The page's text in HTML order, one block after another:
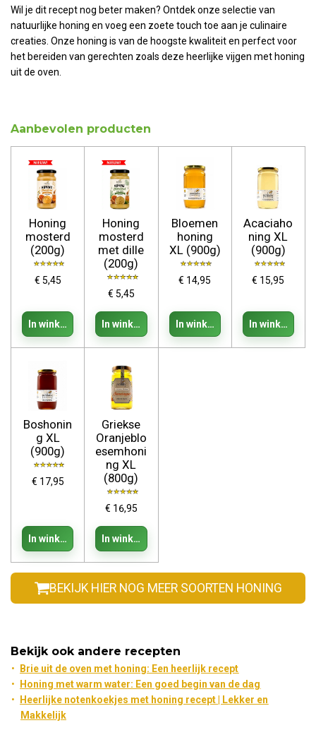
Wil je dit recept nog beter maken? Ontdek onze selectie van
natuurlijke honing en voeg een zoete touch toe aan je culinaire
creaties. Onze honing is van de hoogste kwaliteit en perfect voor
het bereiden van gerechten zoals deze heerlijke vijgen met honing
uit de oven.
Aanbevolen producten
Honing
mosterd
(200g)
€ 5,45
In winkelwagen
Honing
mosterd
met dille
(200g)
€ 5,45
In winkelwagen
Bloemen
honing
XL (900g)
€ 14,95
In winkelwagen
Acaciaho
ning XL
(900g)
€ 15,95
In
Boshonin
g XL
(900g)
€ 17,95
In winkelwagen
Griekse
Oranjeblo
esemhoni
ng XL
(800g)
€ 16,95
In winkelwagen
BEKIJK HIER NOG MEER SOORTEN HONING
Bekijk ook andere recepten
Brie uit de oven met honing: Een heerlijk recept
Honing met warm water: Een goed begin van de dag
Heerlijke notenkoekjes met honing recept | Lekker en
Makkelijk